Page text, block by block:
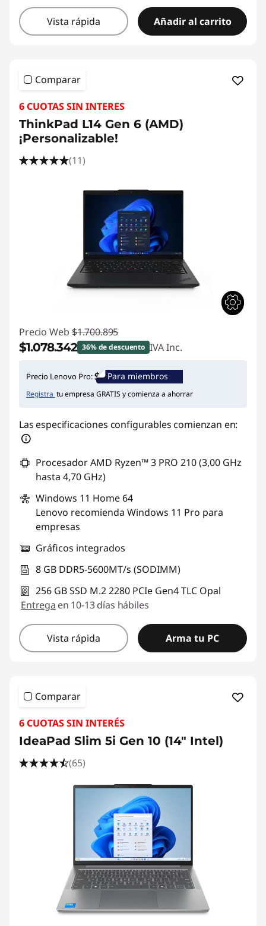
Vista rápida Añadir al carrito
Comparar
6 CUOTAS SIN INTERES
ThinkPad L14 Gen 6 (AMD)
¡Personalizable!
(11)
Precio Web $1.700.895
$1.078.342 36% de descuento IVA Inc.
Ahorros instantáneos :-$622.553
Precio Lenovo Pro: Para miembros
Registra tu empresa GRATIS y comienza a ahorrar
Las especificaciones configurables comienzan en:
Procesador AMD Ryzen™ 3 PRO 210 (3,00 GHz
hasta 4,70 GHz)
Windows 11 Home 64
Lenovo recomienda Windows 11 Pro para
empresas
Gráficos integrados
8 GB DDR5-5600MT/s (SODIMM)
256 GB SSD M.2 2280 PCIe Gen4 TLC Opal
Entrega en 10-13 días hábiles
Vista rápida Arma tu PC
Comparar
6 CUOTAS SIN INTERÉS
IdeaPad Slim 5i Gen 10 (14" Intel)
(65)